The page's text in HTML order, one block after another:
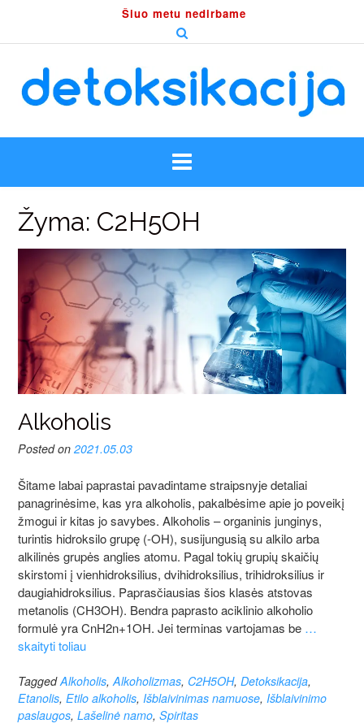
content
Šiuo metu nedirbame
Žyma: C2H5OH
Alkoholis
Posted on 2021.05.03
Šitame labai paprastai pavadintame straipsnyje detaliai
panagrinėsime, kas yra alkoholis, pakalbėsime apie jo poveikį
žmogui ir kitas jo savybes. Alkoholis – organinis junginys,
turintis hidroksilo grupę (-OH), susijungusią su alkilo arba
alkilinės grupės anglies atomu. Pagal tokių grupių skaičių
skirstomi į vienhidroksilius, dvihidroksilius, trihidroksilius ir
daugiahidroksilius. Paprasčiausias šios klasės atstovas
metanolis (CH3OH). Bendra paprasto aciklinio alkoholio
formulė yra CnH2n+1OH. Jei terminas vartojamas be …
skaityti toliau
TaggedAlkoholis,Alkoholizmas, C2H5OH, Detoksikacija,
Etanolis, Etilo alkoholis, Išblaivinimas namuose, Išblaivinimo
paslaugos, Lašelinė namo, Spiritas